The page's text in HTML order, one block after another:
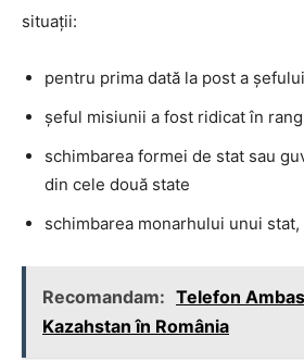
situații:
pentru prima dată la post a
șeful misiunii a fost ridicat în rang
schimbarea formei de stat sau
din cele două state
schimbarea monarhului unui stat,
Recomandam: Telefon
Kazahstan în România